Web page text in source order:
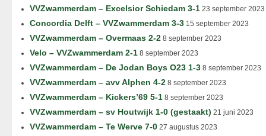
VVZwammerdam – Excelsior Schiedam 3-1 23 september 2023
Concordia Delft – VVZwammerdam 3-3 15 september 2023
VVZwammerdam – Overmaas 2-2 8 september 2023
Velo – VVZwammerdam 2-1 8 september 2023
VVZwammerdam – De Jodan Boys O23 1-3 8 september 2023
VVZwammerdam – avv Alphen 4-2 8 september 2023
VVZwammerdam – Kickers’69 5-1 8 september 2023
VVZwammerdam – sv Houtwijk 1-0 (gestaakt) 21 juni 2023
VVZwammerdam – Te Werve 7-0 27 augustus 2023